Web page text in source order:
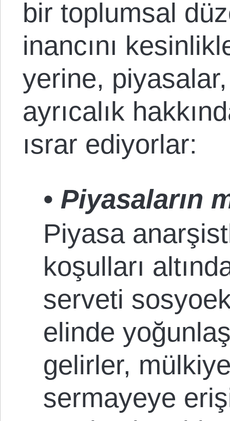
bir toplumsal
inancını
yerine,
ayrıcalık
ısrar ediyorlar:
• Piyasaların
Piyasa
koşulları
serveti
elinde
gelirler,
sermayeye